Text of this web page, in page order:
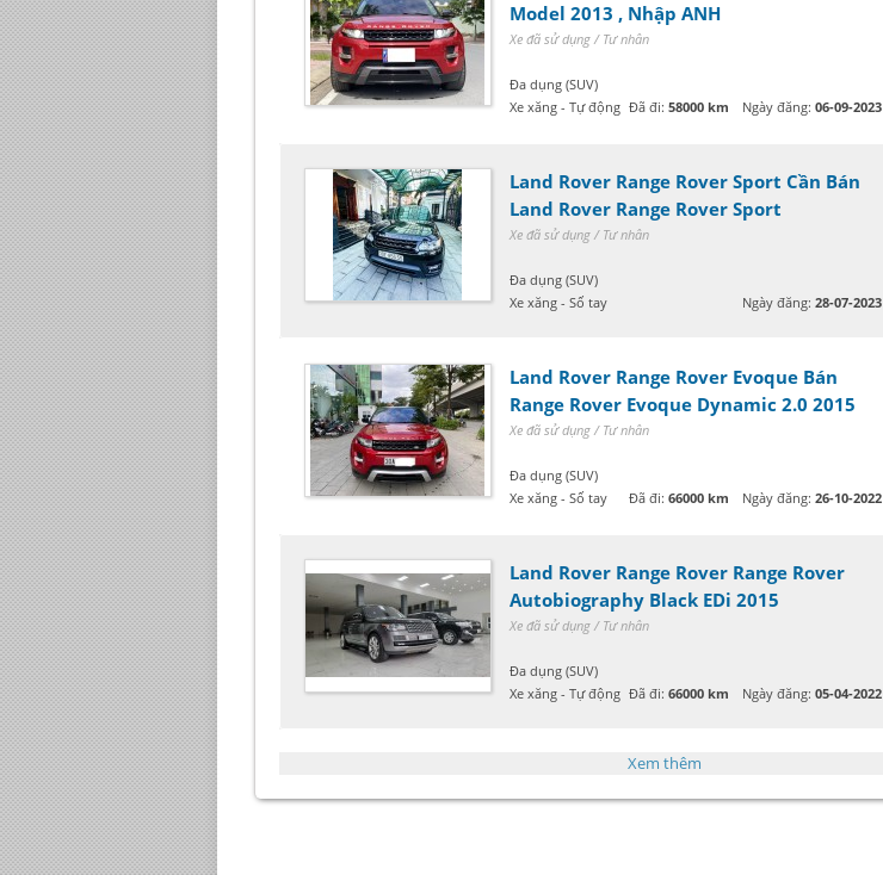
Model 2013 , Nhập ANH
Xe đã sử dụng / Tư nhân
Đa dụng (SUV)
Xe xăng - Tự động Đã đi: 58000 km Ngày đăng: 06-09-2023
Land Rover Range Rover Sport Cần Bán
Land Rover Range Rover Sport
Xe đã sử dụng / Tư nhân
Đa dụng (SUV)
Xe xăng - Số tay
Ngày đăng: 28-07-2023
Land Rover Range Rover Evoque Bán
Range Rover Evoque Dynamic 2.0 2015
Xe đã sử dụng / Tư nhân
Đa dụng (SUV)
Xe xăng - Số tay
Đã đi: 66000 km Ngày đăng: 26-10-2022
Land Rover Range Rover Range Rover
Autobiography Black EDi 2015
Xe đã sử dụng / Tư nhân
Đa dụng (SUV)
Xe xăng - Tự động Đã đi: 66000 km Ngày đăng: 05-04-2022
Xem thêm